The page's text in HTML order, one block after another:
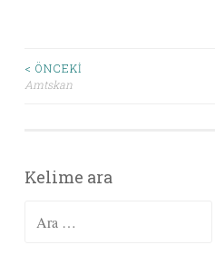
< ÖNCEKI
Amtskan
Kelime ara
Arama: